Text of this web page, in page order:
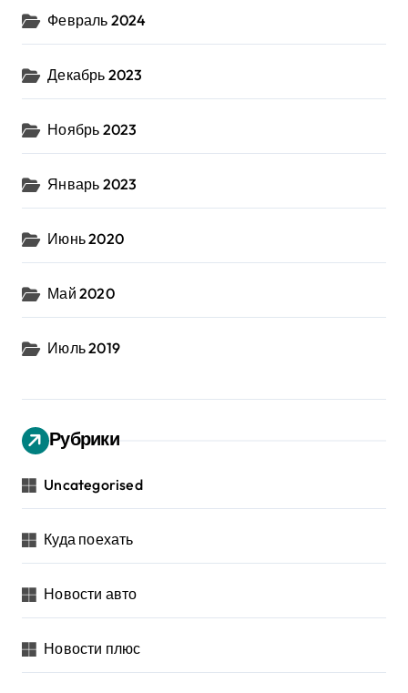
Февраль 2024
Декабрь 2023
Ноябрь 2023
Январь 2023
Июнь 2020
Май 2020
Июль 2019
Рубрики
Uncategorised
Куда поехать
Новости авто
Новости плюс